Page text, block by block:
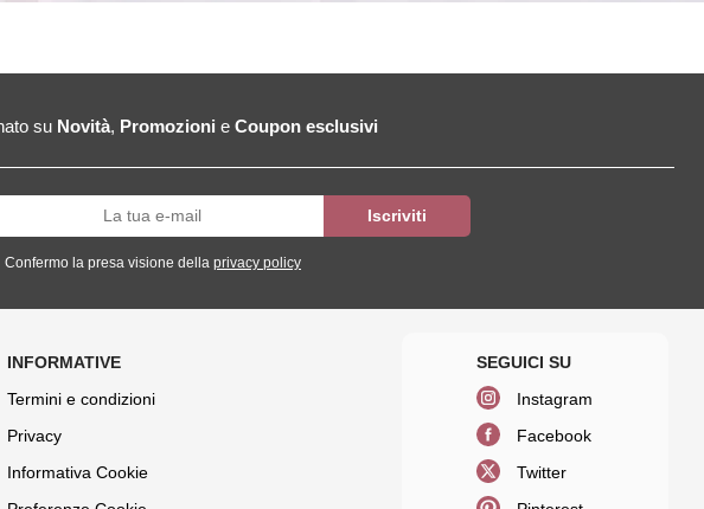
su Novità, Promozioni e Coupon esclusivi
Confermo la presa visione della privacy policy
Termini e condizioni
Privacy
Informativa Cookie
Instagram
Facebook
Twitter